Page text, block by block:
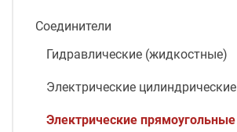
Соединители
Гидравлические (жидкостные)
Электрические цилиндрические
Электрические прямоугольные